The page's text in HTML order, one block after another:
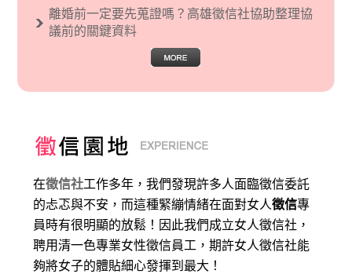
離婚前一定要先蒐證嗎？高雄徵信社協助整理協
議前的關鍵資料
在徵信社工作多年，我們發現許多人面臨徵信委託
的忐忑與不安，而這種緊繃情緒在面對女人徵信專
員時有很明顯的放鬆！因此我們成立女人徵信社，
聘用清一色專業女性徵信員工，期許女人徵信社能
夠將女子的體貼細心發揮到最大 ！